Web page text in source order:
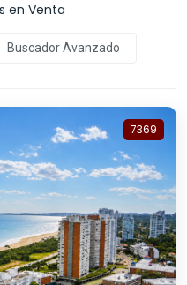
en Venta
Buscador Avanzado
7369